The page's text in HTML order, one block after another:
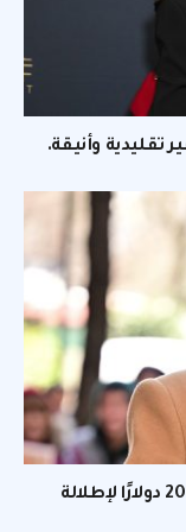
تقليدية وأنيقة.
بينتجين تعتمد بنطلون جينز في المطار بـ 20 دولارًا لإطلالة